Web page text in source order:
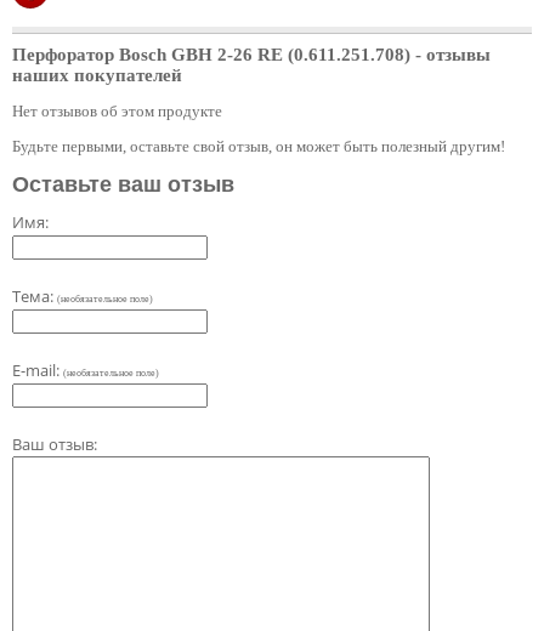
Перфоратор Bosch GBH 2-26 RE (0.611.251.708) - отзывы
наших покупателей
Нет отзывов об этом продукте
Будьте первыми, оставьте свой отзыв, он может быть полезный другим!
Оставьте ваш отзыв
Имя:
Тема: (необязательное поле)
E-mail: (необязательное поле)
Ваш отзыв: